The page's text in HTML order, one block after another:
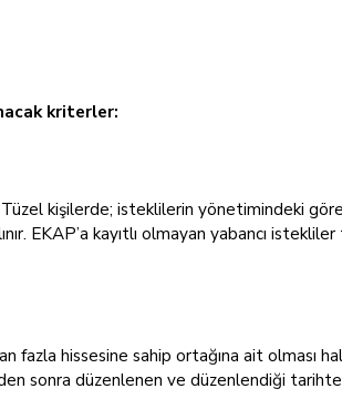
kriterler:
kişilerde; isteklilerin yönetimindeki
EKAP’a kayıtlı olmayan yabancı
fazla hissesine sahip ortağına ait olması
sonra düzenlenen ve düzenlendiği